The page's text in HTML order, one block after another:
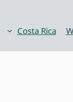
Costa Rica